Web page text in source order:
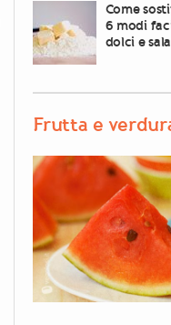
Come
6 modi
dolci e
Frutta e